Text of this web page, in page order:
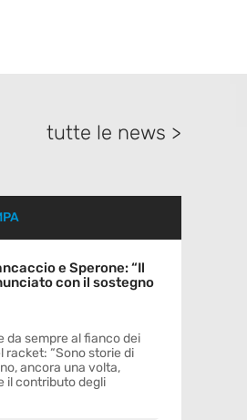
tutte le news >
e Sperone: “Il
con il sostegno
da sempre al fianco dei
“Sono storie di
ancora una volta,
il contributo degli